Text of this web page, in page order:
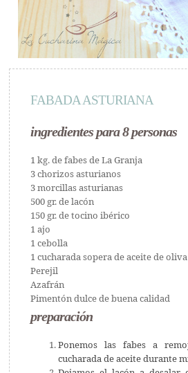
FABADA ASTURIANA
ingredientes para 8 personas
1 kg. de fabes de La Granja
3 chorizos asturianos
3 morcillas asturianas
500 gr. de lacón
150 gr. de tocino ibérico
1 ajo
1 cebolla
1 cucharada sopera de aceite de oliva
Perejil
Azafrán
Pimentón dulce de buena calidad
preparación
Ponemos las fabes a
cucharada de aceite durante